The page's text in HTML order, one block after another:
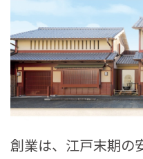
創業は、江戸末期の